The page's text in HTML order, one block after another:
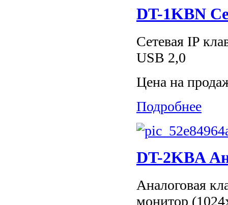
DT-1KBN
Сетевая IP
USB 2,0
Цена на
Подробнее
DT-2KBA
Аналоговая
монитор